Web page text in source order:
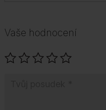
Vaše hodnocení